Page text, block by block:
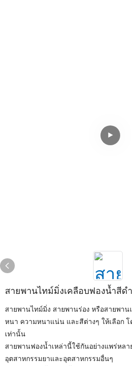
สายพานไทม์มิ่งเคลือบฟองน้ำสีดำ
สายพานไทม์มิ่ง สายพานร่อง หรือสายพา
หนา ความหนาแน่น และสีต่างๆ ให้เลือก
เท่านั้น
สายพานฟองน้ำเหล่านี้ใช้กันอย่างแพร่หลา
อุตสาหกรรมยาและอุตสาหกรรมอื่นๆ